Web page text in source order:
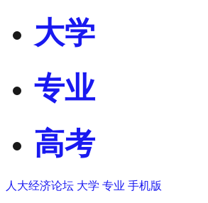
大学
专业
高考
人大经济论坛 大学 专业 手机版